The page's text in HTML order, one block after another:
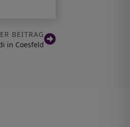
BEITRAG
in Coesfeld